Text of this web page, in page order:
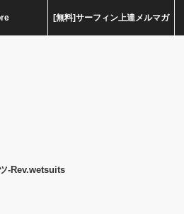
[無料]サーフィン上達メルマガ
-Rev.wetsuits